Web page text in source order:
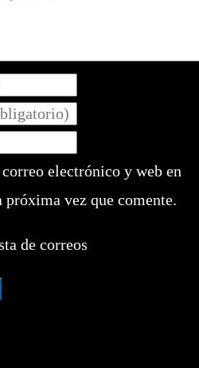
electrónico y web en
próxima vez que comente.
de correos